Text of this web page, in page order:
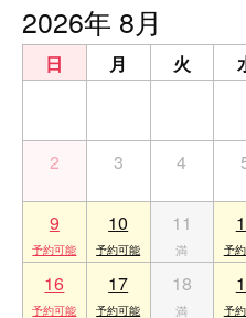
2026年 8月
日 月 火
2 3 4
9 10 11
16 17 18